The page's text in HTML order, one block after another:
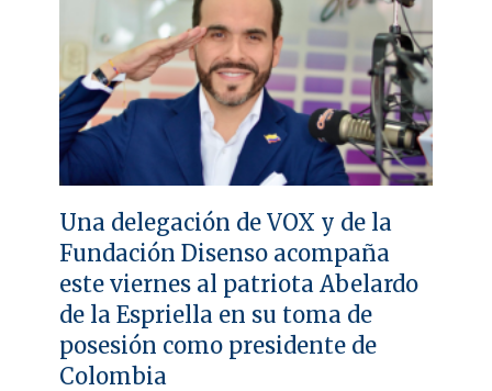
Una delegación de VOX y de la
Fundación Disenso acompaña
este viernes al patriota Abelardo
de la Espriella en su toma de
posesión como presidente de
Colombia